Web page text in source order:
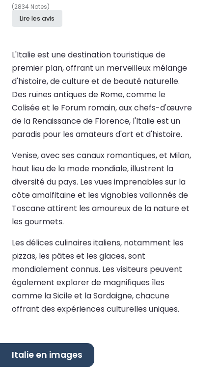
(2834 Notes)
Lire les avis
L'Italie est une destination touristique de
premier plan, offrant un merveilleux mélange
d'histoire, de culture et de beauté naturelle.
Des ruines antiques de Rome, comme le
Colisée et le Forum romain, aux chefs-d'œuvre
de la Renaissance de Florence, l'Italie est un
paradis pour les amateurs d'art et d'histoire.
Venise, avec ses canaux romantiques, et Milan,
haut lieu de la mode mondiale, illustrent la
diversité du pays. Les vues imprenables sur la
côte amalfitaine et les vignobles vallonnés de
Toscane attirent les amoureux de la nature et
les gourmets.
Les délices culinaires italiens, notamment les
pizzas, les pâtes et les glaces, sont
mondialement connus. Les visiteurs peuvent
également explorer de magnifiques îles
comme la Sicile et la Sardaigne, chacune
offrant des expériences culturelles uniques.
Italie en images